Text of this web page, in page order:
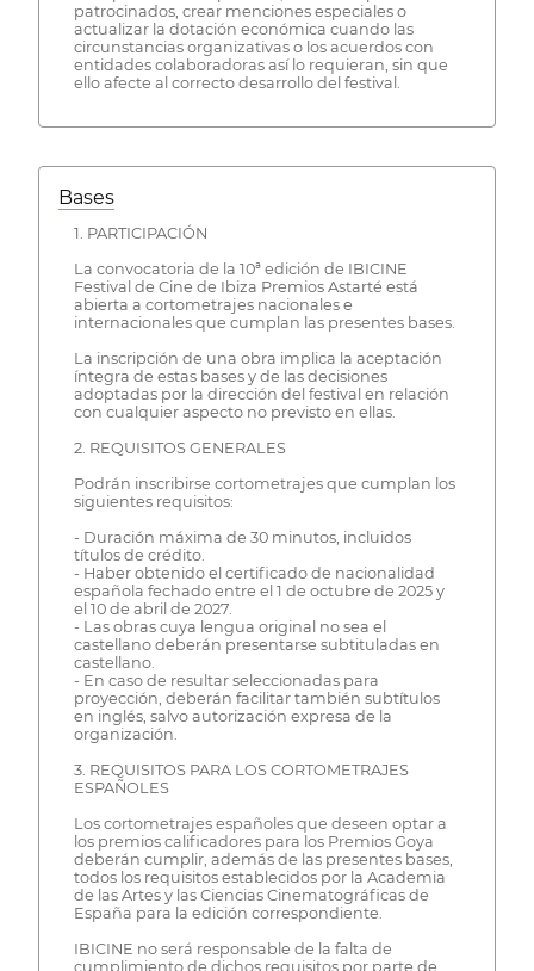
patrocinados, crear menciones especiales o
actualizar la dotación económica cuando las
circunstancias organizativas o los acuerdos con
entidades colaboradoras así lo requieran, sin que
ello afecte al correcto desarrollo del festival.
Bases
1. PARTICIPACIÓN
La convocatoria de la 10ª edición de IBICINE
Festival de Cine de Ibiza Premios Astarté está
abierta a cortometrajes nacionales e
internacionales que cumplan las presentes bases.
La inscripción de una obra implica la aceptación
íntegra de estas bases y de las decisiones
adoptadas por la dirección del festival en relación
con cualquier aspecto no previsto en ellas.
2. REQUISITOS GENERALES
Podrán inscribirse cortometrajes que cumplan los
siguientes requisitos:
- Duración máxima de 30 minutos, incluidos
títulos de crédito.
- Haber obtenido el certificado de nacionalidad
española fechado entre el 1 de octubre de 2025 y
el 10 de abril de 2027.
- Las obras cuya lengua original no sea el
castellano deberán presentarse subtituladas en
castellano.
- En caso de resultar seleccionadas para
proyección, deberán facilitar también subtítulos
en inglés, salvo autorización expresa de la
organización.
3. REQUISITOS PARA LOS CORTOMETRAJES
ESPAÑOLES
Los cortometrajes españoles que deseen optar a
los premios calificadores para los Premios Goya
deberán cumplir, además de las presentes bases,
todos los requisitos establecidos por la Academia
de las Artes y las Ciencias Cinematográficas de
España para la edición correspondiente.
IBICINE no será responsable de la falta de
cumplimiento de dichos requisitos por parte de